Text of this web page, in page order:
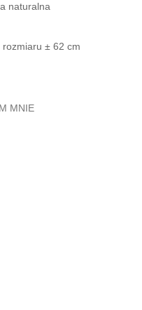
naturalna
± 62 cm
MNIE